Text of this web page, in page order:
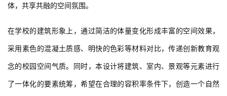
体，共享共融的空间氛围。
在学校的建筑形象上，通过简洁的体量变化形成丰富的空间效果，
采用素色的混凝土质感、明快的色彩等材料对比，传递创新教育观
念的校园空间气质。同时，本设计将建筑、室内、景观等元素进行
了一体化的要素统筹，希望在合理的容积率条件下，创造一个自然